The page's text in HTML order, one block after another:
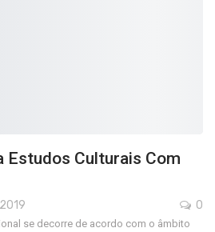
Estudos Culturais Com
0
se decorre de acordo com o âmbito